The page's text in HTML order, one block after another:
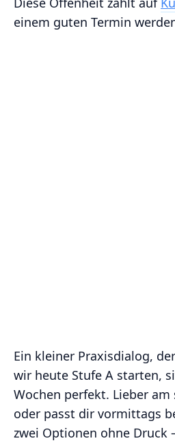
einem guten Termin
Ein kleiner Praxisdialog,
wir heute Stufe A starten,
Wochen perfekt. Lieber
oder passt dir vormittags
zwei Optionen ohne Druck